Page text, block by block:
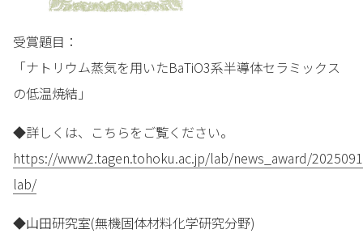
受賞題目：
「ナトリウム蒸気を用いたBaTiO3系半導体セラミックス
の低温焼結」
◆詳しくは、こちらをご覧ください。
https://www2.tagen.tohoku.ac.jp/lab/news_award/
lab/
◆山田研究室(無機固体材料化学研究分野)